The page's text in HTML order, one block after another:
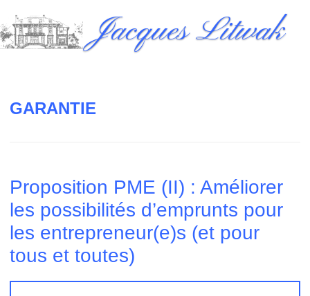
to
content
Jacques Litwak
GARANTIE
Proposition PME (II) : Améliorer
les possibilités d’emprunts pour
les entrepreneur(e)s (et pour
tous et toutes)